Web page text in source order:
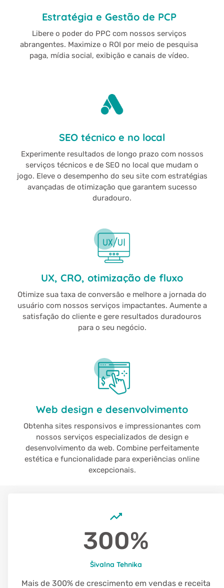
Estratégia e Gestão de PCP
Libere o poder do PPC com nossos serviços
abrangentes. Maximize o ROI por meio de pesquisa
paga, mídia social, exibição e canais de vídeo.
SEO técnico e no local
Experimente resultados de longo prazo com nossos
serviços técnicos e de SEO no local que mudam o
jogo. Eleve o desempenho do seu site com estratégias
avançadas de otimização que garantem sucesso
duradouro.
UX, CRO, otimização de fluxo
Otimize sua taxa de conversão e melhore a jornada do
usuário com nossos serviços impactantes. Aumente a
satisfação do cliente e gere resultados duradouros
para o seu negócio.
Web design e desenvolvimento
Obtenha sites responsivos e impressionantes com
nossos serviços especializados de design e
desenvolvimento da web. Combine perfeitamente
estética e funcionalidade para experiências online
excepcionais.
300%
Šivalna Tehnika
Mais de 300% de crescimento em vendas e receita